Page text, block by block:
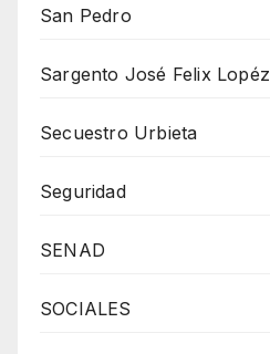
San Pedro
Sargento José Felix Lopéz
Secuestro Urbieta
Seguridad
SENAD
SOCIALES